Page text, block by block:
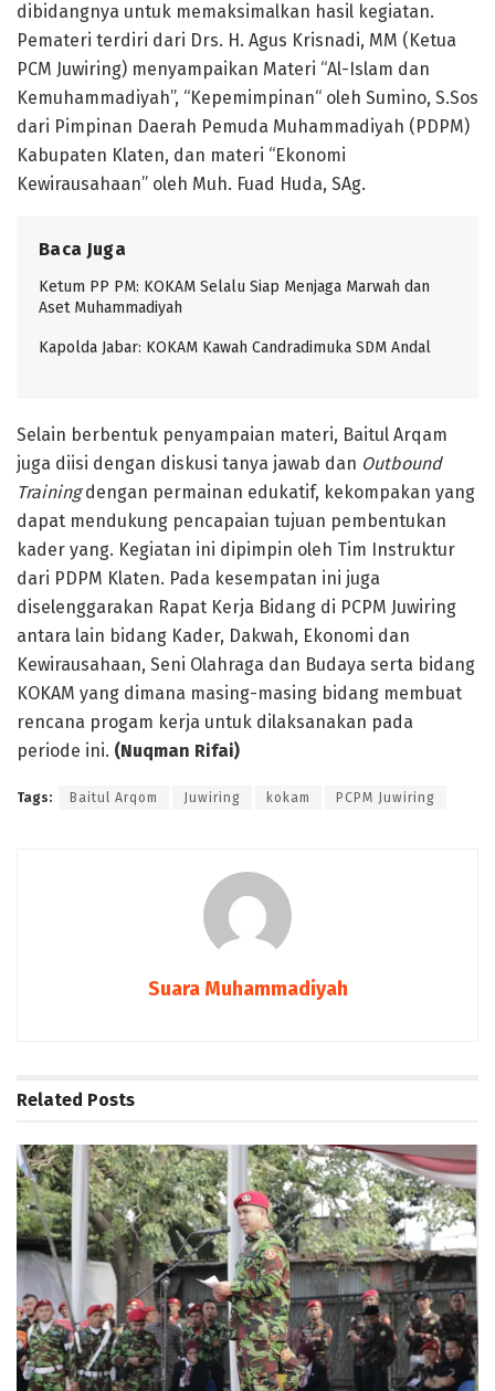
dibidangnya untuk memaksimalkan hasil kegiatan.
Pemateri terdiri dari Drs. H. Agus Krisnadi, MM (Ketua
PCM Juwiring) menyampaikan Materi “Al-Islam dan
Kemuhammadiyah”, “Kepemimpinan“ oleh Sumino, S.Sos
dari Pimpinan Daerah Pemuda Muhammadiyah (PDPM)
Kabupaten Klaten, dan materi “Ekonomi
Kewirausahaan” oleh Muh. Fuad Huda, SAg.
Baca Juga
Ketum PP PM: KOKAM Selalu Siap Menjaga Marwah dan
Aset Muhammadiyah
Kapolda Jabar: KOKAM Kawah Candradimuka SDM Andal
Selain berbentuk penyampaian materi, Baitul Arqam
juga diisi dengan diskusi tanya jawab dan Outbound
Trainingdengan permainan edukatif, kekompakan yang
dapat mendukung pencapaian tujuan pembentukan
kader yang. Kegiatan ini dipimpin oleh Tim Instruktur
dari PDPM Klaten. Pada kesempatan ini juga
diselenggarakan Rapat Kerja Bidang di PCPM Juwiring
antara lain bidang Kader, Dakwah, Ekonomi dan
Kewirausahaan, Seni Olahraga dan Budaya serta bidang
KOKAM yang dimana masing-masing bidang membuat
rencana progam kerja untuk dilaksanakan pada
periode ini. (Nuqman Rifai)
Tags: Baitul Arqom Juwiring kokam PCPM Juwiring
Suara Muhammadiyah
Related Posts